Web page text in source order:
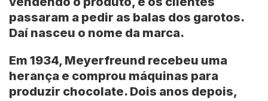
passaram a pedir as balas dos garotos.
Daí nasceu o nome da marca.
Em 1934, Meyerfreund recebeu uma
herança e comprou máquinas para
produzir chocolate. Dois anos depois,